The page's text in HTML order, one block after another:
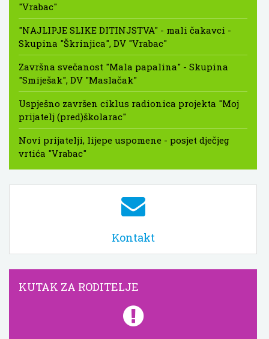
"Vrabac"
"NAJLIPJE SLIKE DITINJSTVA" - mali čakavci -
Skupina "Škrinjica", DV "Vrabac"
Završna svečanost "Mala papalina" - Skupina
"Smiješak", DV "Maslačak"
Uspješno završen ciklus radionica projekta "Moj
prijatelj (pred)školarac"
Novi prijatelji, lijepe uspomene - posjet dječjeg
vrtića "Vrabac"
Kontakt
KUTAK ZA RODITELJE